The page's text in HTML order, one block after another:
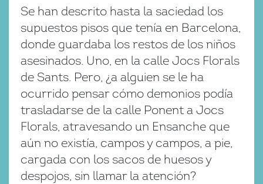
Se han descrito hasta la saciedad los
supuestos pisos que tenía en Barcelona,
donde guardaba los restos de los niños
asesinados. Uno, en la calle Jocs Florals
de Sants. Pero, ¿a alguien se le ha
ocurrido pensar cómo demonios podía
trasladarse de la calle Ponent a Jocs
Florals, atravesando un Ensanche que
aún no existía, campos y campos, a pie,
cargada con los sacos de huesos y
despojos, sin llamar la atención?